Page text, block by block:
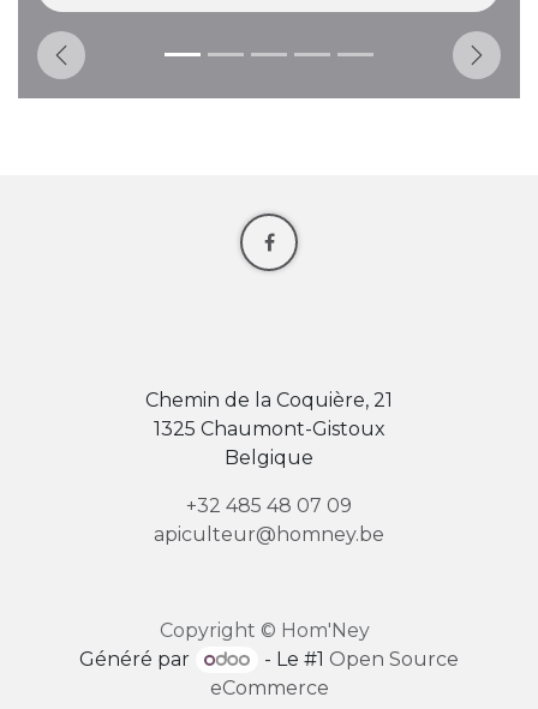
Précédent
Chemin de la Coquière, 21
1325 Chaumont-Gistoux
Belgique
+32 485 48 07 09
apiculteur@homney.be
Copyright © Hom'Ney
Généré par
- Le #1 Open Source
eCommerce